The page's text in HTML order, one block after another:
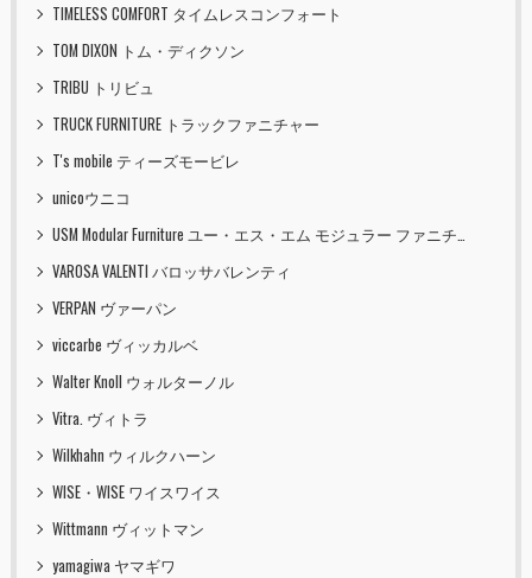
TIMELESS COMFORT タイムレスコンフォート
TOM DIXON トム・ディクソン
TRIBU トリビュ
TRUCK FURNITURE トラックファニチャー
T's mobile ティーズモービレ
unicoウニコ
USM Modular Furniture ユー・エス・エム モジュラー ファニチャー
VAROSA VALENTI バロッサバレンティ
VERPAN ヴァーパン
viccarbe ヴィッカルベ
Walter Knoll ウォルターノル
Vitra. ヴィトラ
Wilkhahn ウィルクハーン
WISE・WISE ワイスワイス
Wittmann ヴィットマン
yamagiwa ヤマギワ